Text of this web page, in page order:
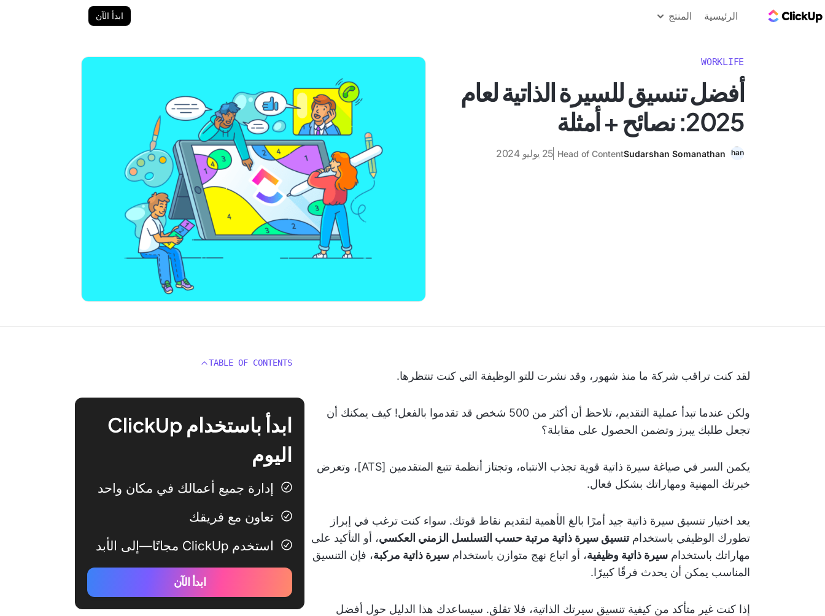
الرئيسية المنتج ابدأ الآن
WORKLIFE
أفضل تنسيق للسيرة الذاتية لعام
2025: نصائح + أمثلة
Sudarshan Somanathan
Head of Content 25 يوليو 2024
لقد كنت تراقب شركة ما منذ شهور، وقد نشرت للتو الوظيفة التي كنت تنتظرها.
ولكن عندما تبدأ عملية التقديم، تلاحظ أن أكثر من 500 شخص قد تقدموا بالفعل! كيف يمكنك أن
تجعل طلبك يبرز وتضمن الحصول على مقابلة؟
يكمن السر في صياغة سيرة ذاتية قوية تجذب الانتباه، وتجتاز أنظمة تتبع المتقدمين [ATS]، وتعرض
خبرتك المهنية ومهاراتك بشكل فعال.
يعد اختيار تنسيق سيرة ذاتية جيد أمرًا بالغ الأهمية لتقديم نقاط قوتك. سواء كنت ترغب في إبراز
تطورك الوظيفي باستخدامتنسيق سيرة ذاتية مرتبة حسب التسلسل الزمني العكسي، أو التأكيد على
مهاراتك باستخدام سيرة ذاتية وظيفية، أو اتباع نهج متوازن باستخدام سيرة ذاتية مركبة، فإن التنسيق
المناسب يمكن أن يحدث فرقًا كبيرًا.
إذا كنت غير متأكد من كيفية تنسيق سيرتك الذاتية، فلا تقلق. سيساعدك هذا الدليل حول أفضل
TABLE OF CONTENTS
ابدأ باستخدام ClickUp
اليوم
إدارة جميع أعمالك في مكان واحد
تعاون مع فريقك
استخدم ClickUp مجانًا—إلى الأبد
ابدأ الآن